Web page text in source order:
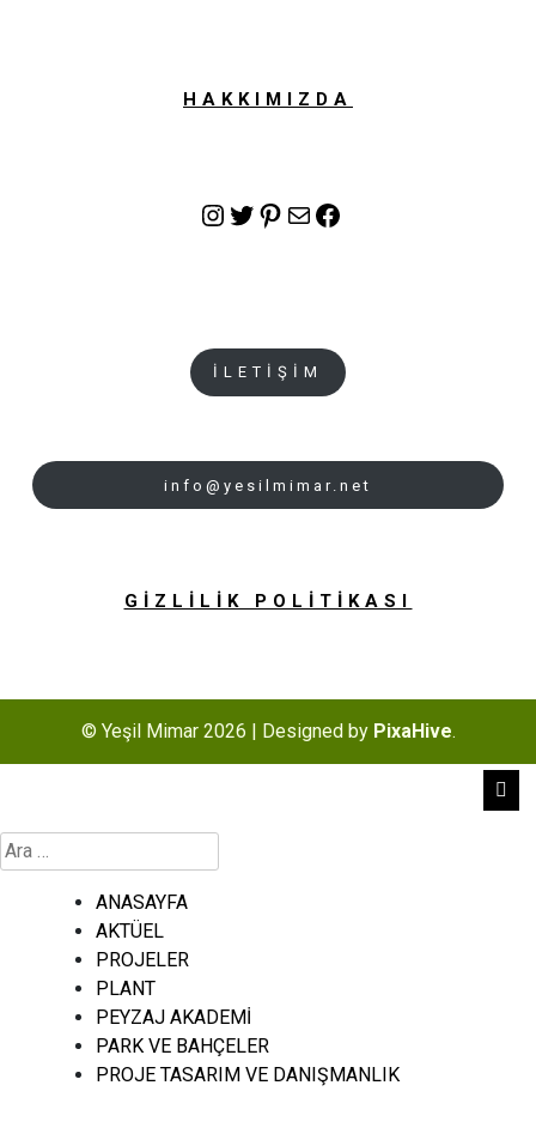
HAKKIMIZDA
Instagram
Twitter
Pinterest
E-postaFacebook
İLETİŞİM
info@yesilmimar.net
GİZLİLİK POLİTİKASI
© Yeşil Mimar 2026 Designed by PixaHive.
Arama:
ANASAYFA
AKTÜEL
PROJELER
PLANT
PEYZAJ AKADEMİ
PARK VE BAHÇELER
PROJE TASARIM VE DANIŞMANLIK